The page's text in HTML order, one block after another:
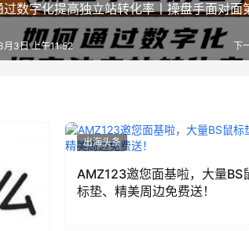
过数字化提高独立站转化率丨操盘手面对面
下
月3日 上午11:52
出海头条
AMZ123邀您面基啦，大量BS
标垫、精美周边免费送！